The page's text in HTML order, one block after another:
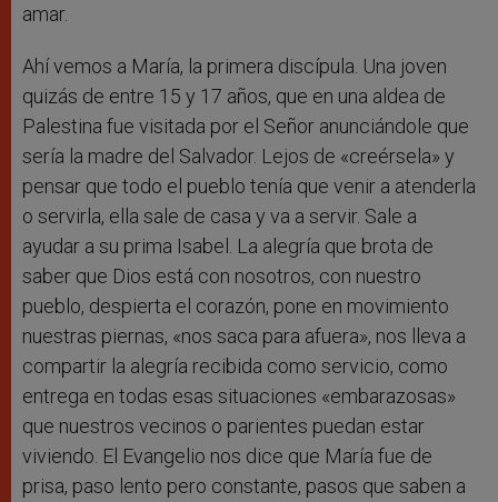
amar.
Ahí vemos a María, la primera discípula. Una joven
quizás de entre 15 y 17 años, que en una aldea de
Palestina fue visitada por el Señor anunciándole que
sería la madre del Salvador. Lejos de «creérsela» y
pensar que todo el pueblo tenía que venir a atenderla
o servirla, ella sale de casa y va a servir. Sale a
ayudar a su prima Isabel. La alegría que brota de
saber que Dios está con nosotros, con nuestro
pueblo, despierta el corazón, pone en movimiento
nuestras piernas, «nos saca para afuera», nos lleva a
compartir la alegría recibida como servicio, como
entrega en todas esas situaciones «embarazosas»
que nuestros vecinos o parientes puedan estar
viviendo. El Evangelio nos dice que María fue de
prisa, paso lento pero constante, pasos que saben a